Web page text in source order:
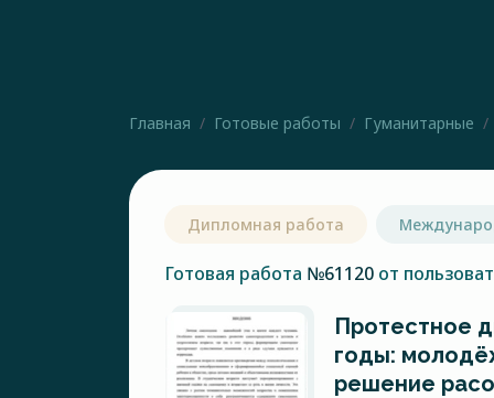
Главная Готовые работы Гуманитарные
Дипломная работа
Готовая работа №61120 от
Протестное
годы:
решение